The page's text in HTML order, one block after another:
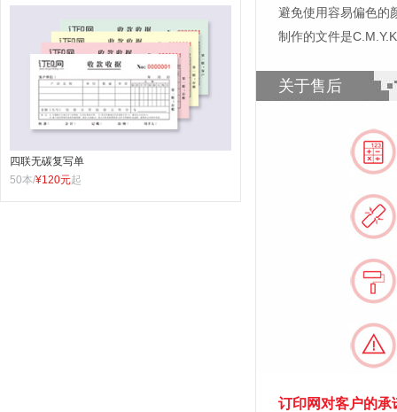
四联无碳复写单
50本/¥120元起
避免使用容易偏色的
制作的文件是
关于售后
订印网对客户的承